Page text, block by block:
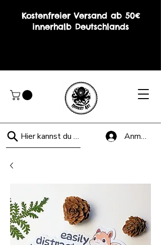
Kostenfreier Versand ab 50€
innerhalb Deutschlands
Hier kannst du suchen! Anmelden